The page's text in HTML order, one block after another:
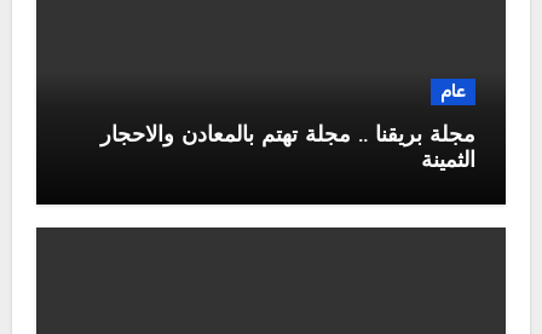
عام
مجلة بريقنا .. مجلة تهتم بالمعادن والاحجار
الثمينة